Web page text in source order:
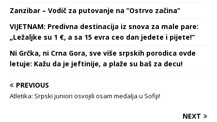
Zanzibar – Vodič za putovanje na ’’Ostrvo začina’’
VIJETNAM: Predivna destinacija iz snova za male pare:
„Ležaljke su 1 €, a sa 15 evra ceo dan jedete i pijete!“
Ni Grčka, ni Crna Gora, sve više srpskih porodica ovde
letuje: Kažu da je jeftinije, a plaže su baš za decu!
PREVIOUS
Atletika: Srpski juniori osvojili osam medalja u Sofiji!
NEXT